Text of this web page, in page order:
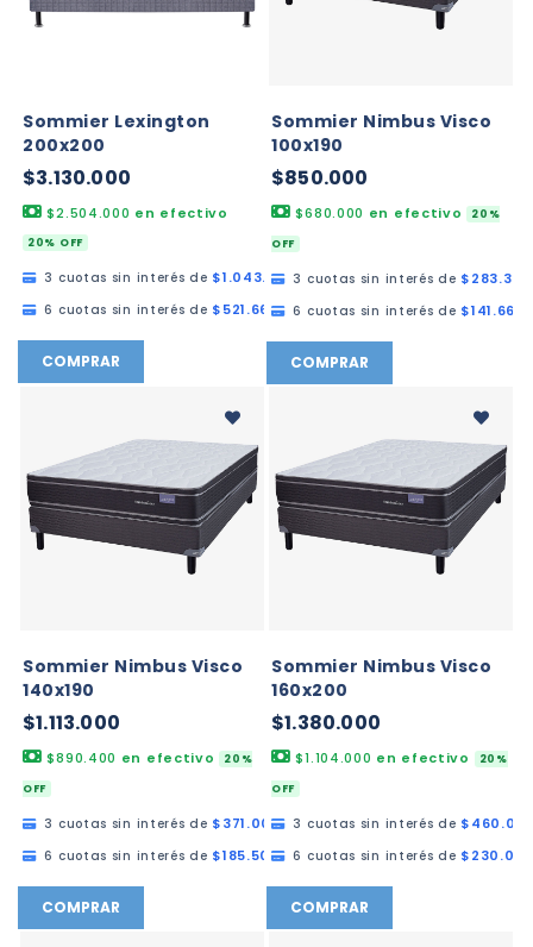
Sommier Lexington
200x200
$3.130.000
$2.504.000 en efectivo
20% OFF
3 cuotas sin interés de $1.043.333,33
6 cuotas sin interés de $521.666,67
COMPRAR
Sommier Nimbus Visco
100x190
$850.000
$680.000 en efectivo 20%
OFF
3 cuotas sin interés de
6 cuotas sin interés de
COMPRAR
Sommier Nimbus Visco
140x190
$1.113.000
$890.400 en efectivo 20%
OFF
3 cuotas sin interés de $371.000,00
6 cuotas sin interés de $185.500,00
COMPRAR
Sommier Nimbus Visco
160x200
$1.380.000
$1.104.000 en efectivo 20%
OFF
3 cuotas sin interés de
6 cuotas sin interés de
COMPRAR